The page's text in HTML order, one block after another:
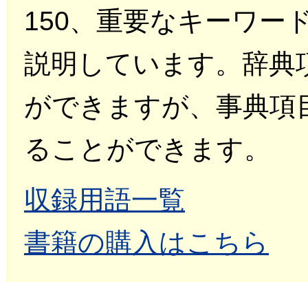
150、重要なキーワー
説明しています。辞
ができますが、事典
ることができます。
収録用語一覧
書籍の購入はこちら